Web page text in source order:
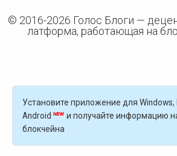
© 2016-2026 Голос Блоги —
латформа, работающая на
Установите приложение для Windows,
Android
и получайте информацию
блокчейна